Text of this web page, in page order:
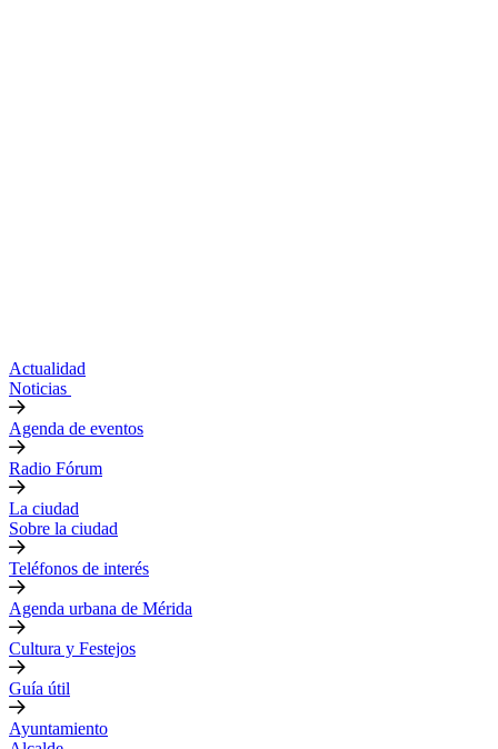
Actualidad
Noticias
Agenda de eventos
Radio Fórum
La ciudad
Sobre la ciudad
Teléfonos de interés
Agenda urbana de Mérida
Cultura y Festejos
Guía útil
Ayuntamiento